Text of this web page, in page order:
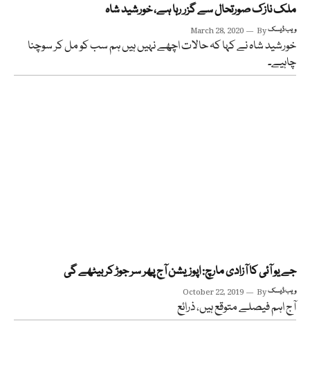
ملک نازک صورتحال سے گزر رہا ہے، خورشید شاہ
March 28, 2020 Byویب ڈیسک
خورشید شاہ نے کہا کہ حالات اچھے نہیں ہیں ہم سب کو مل کر سوچنا
چاہیے۔
جے یو آئی کا آزادی مارچ: اپوزیشن آج پھر سر جوڑ کر بیٹھے گی
October 22, 2019 Byویب ڈیسک
آج اہم فیصلے متوقع ہیں، ذرائع